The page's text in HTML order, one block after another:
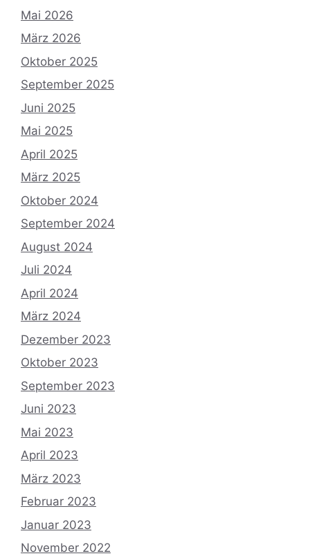
Mai 2026
März 2026
Oktober 2025
September 2025
Juni 2025
Mai 2025
April 2025
März 2025
Oktober 2024
September 2024
August 2024
Juli 2024
April 2024
März 2024
Dezember 2023
Oktober 2023
September 2023
Juni 2023
Mai 2023
April 2023
März 2023
Februar 2023
Januar 2023
November 2022